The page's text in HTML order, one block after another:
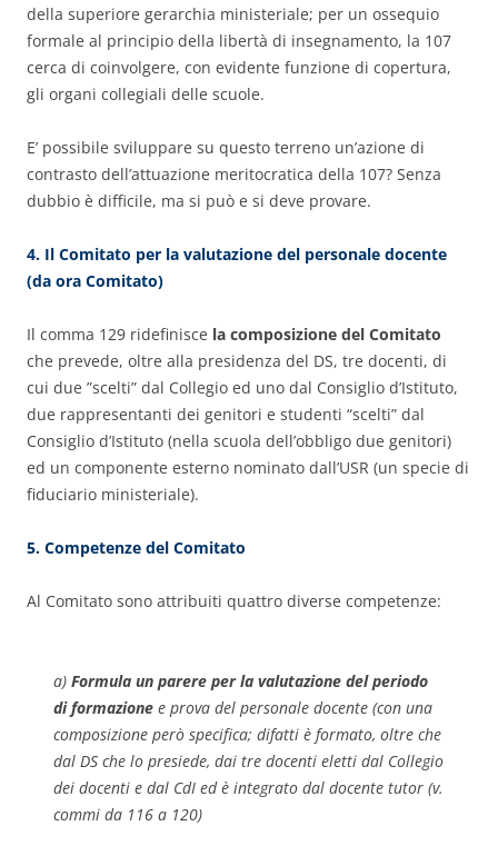
della superiore gerarchia ministeriale; per un ossequio
formale al principio della libertà di insegnamento, la 107
cerca di coinvolgere, con evidente funzione di copertura,
gli organi collegiali delle scuole.
E’ possibile sviluppare su questo terreno un’azione di
contrasto dell’attuazione meritocratica della 107? Senza
dubbio è difficile, ma si può e si deve provare.
4. Il Comitato per la valutazione del personale docente
(da ora Comitato)
Il comma 129 ridefinisce la composizione del Comitato
che prevede, oltre alla presidenza del DS, tre docenti, di
cui due ”scelti” dal Collegio ed uno dal Consiglio d’Istituto,
due rappresentanti dei genitori e studenti “scelti” dal
Consiglio d’Istituto (nella scuola dell’obbligo due genitori)
ed un componente esterno nominato dall’USR (un specie di
fiduciario ministeriale).
5. Competenze del Comitato
Al Comitato sono attribuiti quattro diverse competenze:
a) Formula un parere per la valutazione del periodo
di formazione e prova del personale docente (con una
composizione però specifica; difatti è formato, oltre che
dal DS che lo presiede, dai tre docenti eletti dal Collegio
dei docenti e dal CdI ed è integrato dal docente tutor (v.
commi da 116 a 120)